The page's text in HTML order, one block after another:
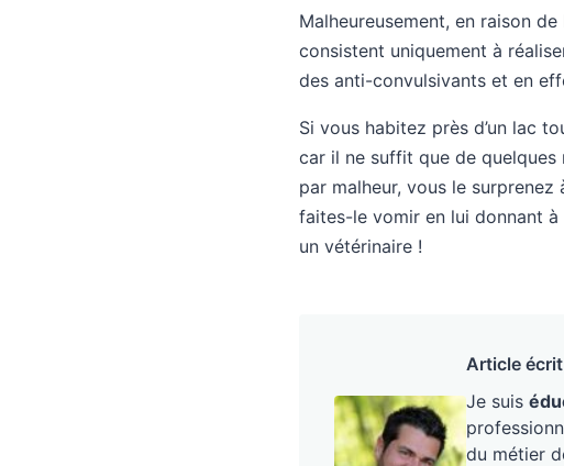
Malheureusement, en raison
consistent uniquement à
des anti-convulsivants et en
Si vous habitez près d’un lac
car il ne suffit que de quelques
par malheur, vous le
faites-le vomir en lui donnant
un vétérinaire !
Article écrit
Je suis
du métier